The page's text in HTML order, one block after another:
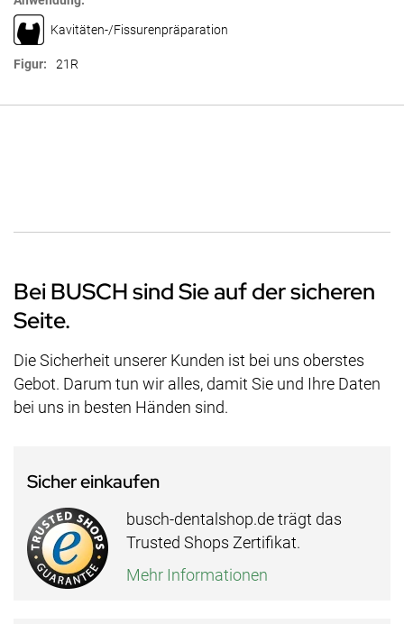
Kavitäten-/Fissurenpräparation
21R
Bei BUSCH sind Sie auf der sicheren
Seite.
Die Sicherheit unserer Kunden ist bei uns oberstes
Gebot. Darum tun wir alles, damit Sie und Ihre Daten
bei uns in besten Händen sind.
Sicher einkaufen
busch-dentalshop.de trägt das
Trusted Shops Zertifikat.
Mehr Informationen